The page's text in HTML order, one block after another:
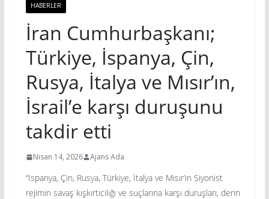
HABERLER
İran Cumhurbaşkanı;
Türkiye, İspanya, Çin,
Rusya, İtalya ve Mısır’ın,
İsrail’e karşı duruşunu
takdir etti
Nisan 14, 2026 Ajans Ada
“İspanya, Çin, Rusya, Türkiye, İtalya ve Mısır’ın Siyonist
rejimin savaş kışkırtıcılığı ve suçlarına karşı duruşları, derin